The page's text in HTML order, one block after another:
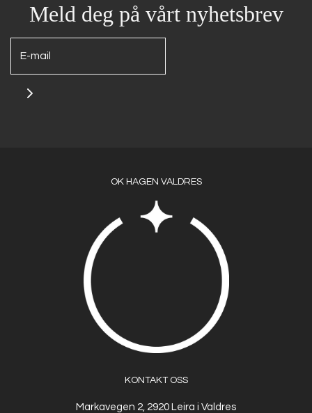
Meld deg på vårt nyhetsbrev
OK HAGEN VALDRES
KONTAKT OSS
Markavegen 2, 2920 Leira i Valdres